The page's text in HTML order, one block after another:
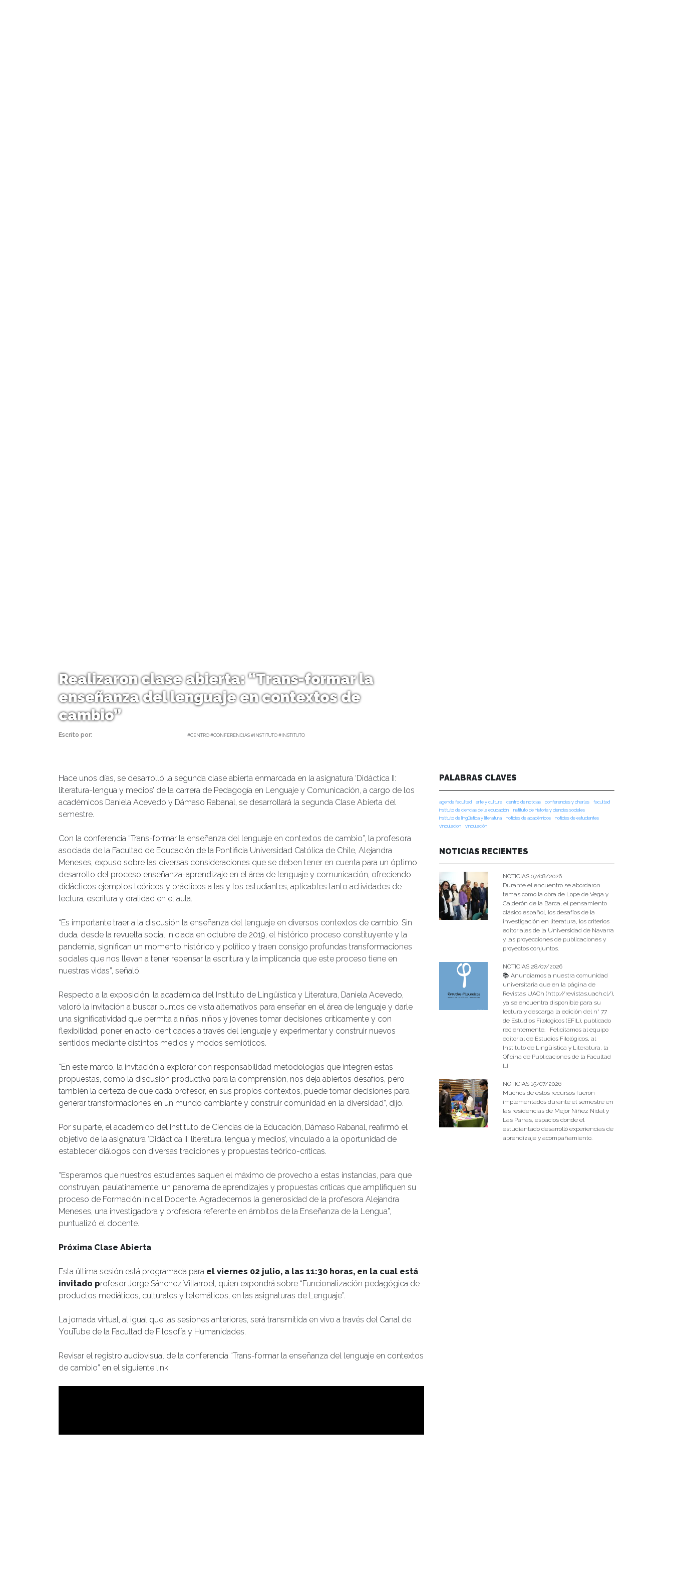
Realizaron clase abierta: “Trans-formar la
enseñanza del lenguaje en contextos de
cambio”
Escrito por: #CENTRO #CONFERENCIAS #INSTITUTO #INSTITUTO
Hace unos días, se desarrolló la segunda clase abierta enmarcada en la asignatura ‘Didáctica II:
literatura-lengua y medios’ de la carrera de Pedagogía en Lenguaje y Comunicación, a cargo de los
académicos Daniela Acevedo y Dámaso Rabanal, se desarrollará la segunda Clase Abierta del
semestre.
Con la conferencia “Trans-formar la enseñanza del lenguaje en contextos de cambio”, la profesora
asociada de la Facultad de Educación de la Pontificia Universidad Católica de Chile, Alejandra
Meneses, expuso sobre las diversas consideraciones que se deben tener en cuenta para un óptimo
desarrollo del proceso enseñanza-aprendizaje en el área de lenguaje y comunicación, ofreciendo
didácticos ejemplos teóricos y prácticos a las y los estudiantes, aplicables tanto actividades de
lectura, escritura y oralidad en el aula.
“Es importante traer a la discusión la enseñanza del lenguaje en diversos contextos de cambio. Sin
duda, desde la revuelta social iniciada en octubre de 2019, el histórico proceso constituyente y la
pandemia, significan un momento histórico y político y traen consigo profundas transformaciones
sociales que nos llevan a tener repensar la escritura y la implicancia que este proceso tiene en
nuestras vidas”, señaló.
Respecto a la exposición, la académica del Instituto de Lingüística y Literatura, Daniela Acevedo,
valoró la invitación a buscar puntos de vista alternativos para enseñar en el área de lenguaje y darle
una significatividad que permita a niñas, niños y jóvenes tomar decisiones críticamente y con
flexibilidad, poner en acto identidades a través del lenguaje y experimentar y construir nuevos
sentidos mediante distintos medios y modos semióticos.
“En este marco, la invitación a explorar con responsabilidad metodologías que integren estas
propuestas, como la discusión productiva para la comprensión, nos deja abiertos desafíos, pero
también la certeza de que cada profesor, en sus propios contextos, puede tomar decisiones para
generar transformaciones en un mundo cambiante y construir comunidad en la diversidad”, dijo.
Por su parte, el académico del Instituto de Ciencias de la Educación, Dámaso Rabanal, reafirmó el
objetivo de la asignatura ‘Didáctica II: literatura, lengua y medios’, vinculado a la oportunidad de
establecer diálogos con diversas tradiciones y propuestas teórico-críticas.
“Esperamos que nuestros estudiantes saquen el máximo de provecho a estas instancias, para que
construyan, paulatinamente, un panorama de aprendizajes y propuestas críticas que amplifiquen su
proceso de Formación Inicial Docente. Agradecemos la generosidad de la profesora Alejandra
Meneses, una investigadora y profesora referente en ámbitos de la Enseñanza de la Lengua”,
puntualizó el docente.
Próxima Clase Abierta
Esta última sesión está programada para el viernes 02 julio, a las 11:30 horas, en la cual está
invitado profesor Jorge Sánchez Villarroel, quien expondrá sobre “Funcionalización pedagógica de
productos mediáticos, culturales y telemáticos, en las asignaturas de Lenguaje”.
La jornada virtual, al igual que las sesiones anteriores, será transmitida en vivo a través del Canal de
YouTube de la Facultad de Filosofía y Humanidades.
Revisar el registro audiovisual de la conferencia “Trans-formar la enseñanza del lenguaje en contextos
de cambio” en el siguiente link:
PALABRAS CLAVES
agenda facultad arte y cultura centro de noticias conferencias y charlas
facultad
instituto de ciencias de la educación
instituto de historia y ciencias sociales
instituto de lingüística y literatura
noticias de académicos
noticias de estudiantes
vinculacion
vinculación
NOTICIAS RECIENTES
NOTICIAS 07/08/2026
Durante el encuentro se abordaron
temas como la obra de Lope de Vega y
Calderón de la Barca, el pensamiento
clásico español, los desafíos de la
investigación en literatura, los criterios
editoriales de la Universidad de Navarra
y las proyecciones de publicaciones y
proyectos conjuntos.
NOTICIAS 28/07/2026
📚 Anunciamos a nuestra comunidad
universitaria que en la página de
Revistas UACh (http://revistas.uach.cl/),
ya se encuentra disponible para su
lectura y descarga la edición del n° 77
de Estudios Filológicos (EFIL), publicado
recientemente. Felicitamos al equipo
editorial de Estudios Filológicos, al
Instituto de Lingüística y Literatura, la
Oficina de Publicaciones de la Facultad
[…]
NOTICIAS 15/07/2026
Muchos de estos recursos fueron
implementados durante el semestre en
las residencias de Mejor Niñez Nidal y
Las Parras, espacios donde el
estudiantado desarrolló experiencias de
aprendizaje y acompañamiento.